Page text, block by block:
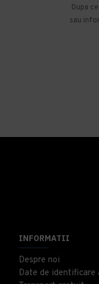
Dupa
sau
INFORMATII
Despre noi
Date de